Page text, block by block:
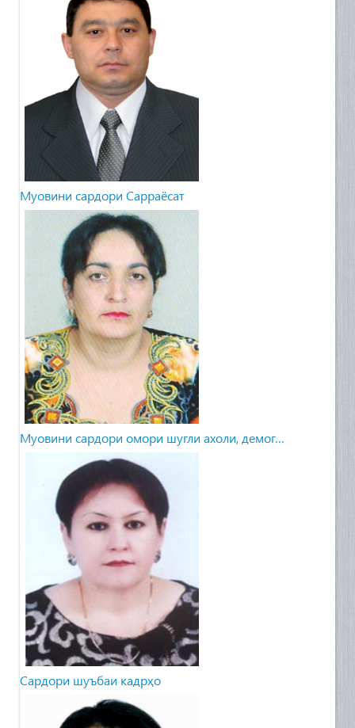
Муовини сардори Сарраёсат
Муовини сардори омори шугли ахоли, демог…
Сардори шуъбаи кадрҳо